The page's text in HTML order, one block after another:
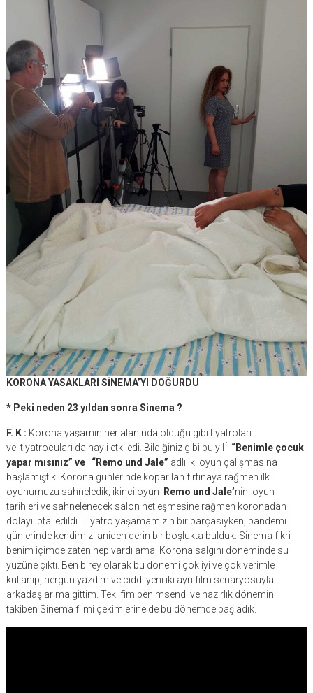
KORONA YASAKLARI SİNEMA’YI DOĞURDU
* Peki neden 23 yıldan sonra Sinema ?
F. K : Korona yaşamın her alanında olduğu gibi tiyatroları
ve tiyatrocuları da hayli etkiledi. Bildiğiniz gibi bu yıl ́ “Benimle çocuk
yapar mısınız” ve “Remo und Jale” adlı iki oyun çalışmasına
başlamıştık. Korona günlerinde koparılan fırtınaya rağmen ilk
oyunumuzu sahneledik, ikinci oyun
Remo und Jale’nin oyun
tarihleri ve sahnelenecek salon netleşmesine rağmen koronadan
dolayi iptal edildi. Tiyatro yaşamamızın bir parçasıyken, pandemi
günlerinde kendimizi aniden derin bir boşlukta bulduk. Sinema fikri
benim içimde zaten hep vardı ama, Korona salgını döneminde su
yüzüne çıktı. Ben birey olarak bu dönemi çok iyi ve çok verimle
kullanıp, hergün yazdım ve ciddi yeni iki ayrı film senaryosuyla
arkadaşlarıma gittim. Teklifim benimsendi ve hazırlık dönemini
takiben Sinema filmi çekimlerine de bu dönemde başladık.